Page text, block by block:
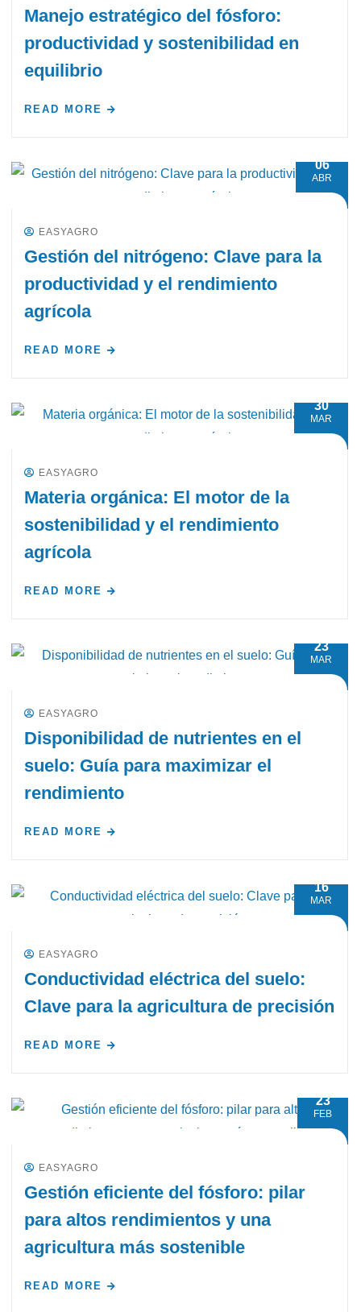
Manejo estratégico del fósforo:
productividad y sostenibilidad en
equilibrio
READ MORE
06
ABR
EASYAGRO
Gestión del nitrógeno: Clave para la
productividad y el rendimiento
agrícola
READ MORE
30
MAR
EASYAGRO
Materia orgánica: El motor de la
sostenibilidad y el rendimiento
agrícola
READ MORE
23
MAR
EASYAGRO
Disponibilidad de nutrientes en el
suelo: Guía para maximizar el
rendimiento
READ MORE
16
MAR
EASYAGRO
Conductividad eléctrica del suelo:
Clave para la agricultura de precisión
READ MORE
23
FEB
EASYAGRO
Gestión eficiente del fósforo: pilar
para altos rendimientos y una
agricultura más sostenible
READ MORE